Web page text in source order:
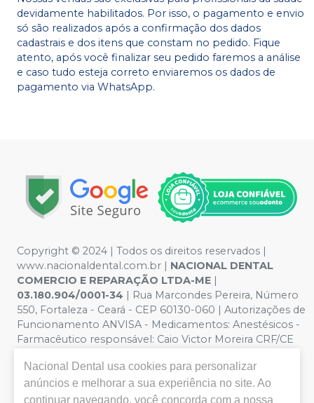
devidamente habilitados. Por isso, o pagamento e envio
só são realizados após a confirmação dos dados
cadastrais e dos itens que constam no pedido. Fique
atento, após você finalizar seu pedido faremos a análise
e caso tudo esteja correto enviaremos os dados de
pagamento via WhatsApp.
Copyright © 2024 | Todos os direitos reservados |
www.nacionaldental.com.br | NACIONAL DENTAL
COMERCIO E REPARAÇÃO LTDA-ME |
03.180.904/0001-34 | Rua Marcondes Pereira, Número
550, Fortaleza - Ceará - CEP 60130-060 | Autorizações de
Funcionamento ANVISA - Medicamentos: Anestésicos -
Farmacêutico responsável: Caio Victor Moreira CRF/CE
meramente ilustrativas - Os preços e condições da loja
virtual estão sujeitos a alterações. Em caso de
divergência de preços no site, o valor válido é o do
Nacional Dental usa cookies para personalizar
anúncios e melhorar a sua experiência no site. Ao
continuar navegando, você concorda com a nossa